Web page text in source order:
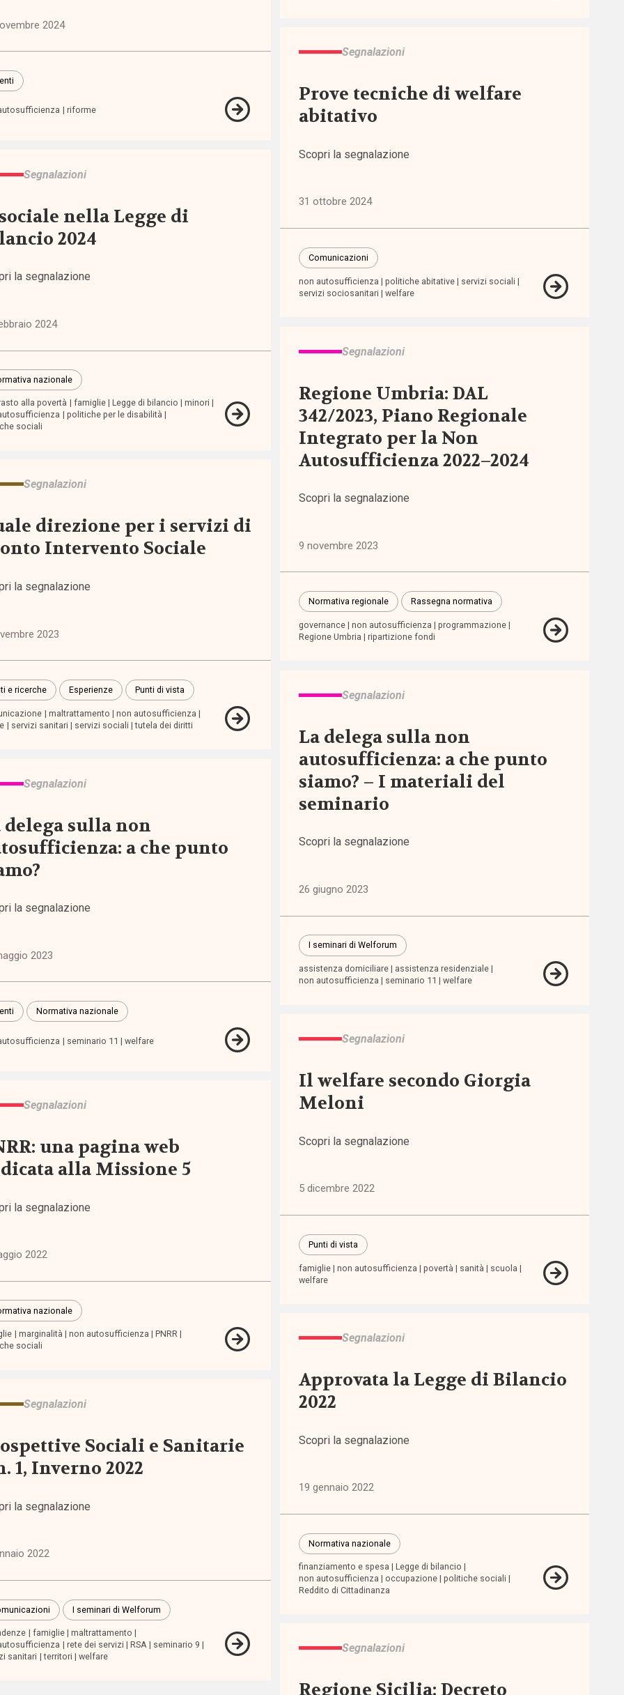
e
2024
riforme
Segnalazioni
Prove tecniche di welfare
abitativo
Scopri la segnalazione
31 ottobre 2024
Comunicazioni
non autosufficienza politiche abitative
servizi sociali
servizi sociosanitari
welfare
Segnalazioni
nella Legge di
2024
la segnalazione
2024
nazionale
alla povertà famiglie Legge di bilancio
minori
politiche per le disabilità
sociali
Segnalazioni
Regione Umbria: DAL
342/2023, Piano Regionale
Integrato per la Non
Autosufficienza 2022–2024
Scopri la segnalazione
9 novembre 2023
Normativa regionale Rassegna normativa
governance non autosufficienza
programmazione
Regione Umbria
ripartizione fondi
Segnalazioni
direzione per i servizi di
Intervento Sociale
la segnalazione
2023
e ricerche Esperienze Punti di vista
maltrattamento
non autosufficienza
servizi sanitari servizi sociali tutela dei diritti
Segnalazioni
La delega sulla non
autosufficienza: a che punto
siamo? – I materiali del
seminario
Scopri la segnalazione
26 giugno 2023
I seminari di Welforum
assistenza domiciliare
assistenza residenziale
non autosufficienza
seminario 11 welfare
Segnalazioni
delega sulla non
a che punto
la segnalazione
2023
Normativa nazionale
seminario 11 welfare Segnalazioni
Il welfare secondo Giorgia
Meloni
Scopri la segnalazione
5 dicembre 2022
Punti di vista
famiglie non autosufficienza povertà sanità
scuola
welfare
Segnalazioni
una pagina web
alla Missione 5
la segnalazione
2022
nazionale
marginalità non autosufficienza
PNRR
sociali
Segnalazioni
Approvata la Legge di Bilancio
2022
Scopri la segnalazione
19 gennaio 2022
Normativa nazionale
finanziamento e spesa
Legge di bilancio
non autosufficienza
occupazione
politiche sociali
Reddito di Cittadinanza
Segnalazioni
Sociali e Sanitarie
1, Inverno 2022
la segnalazione
2022
I seminari di Welforum
famiglie
maltrattamento
rete dei servizi RSA
seminario 9
sanitari
territori welfare
Segnalazioni
Regione Sicilia: Decreto